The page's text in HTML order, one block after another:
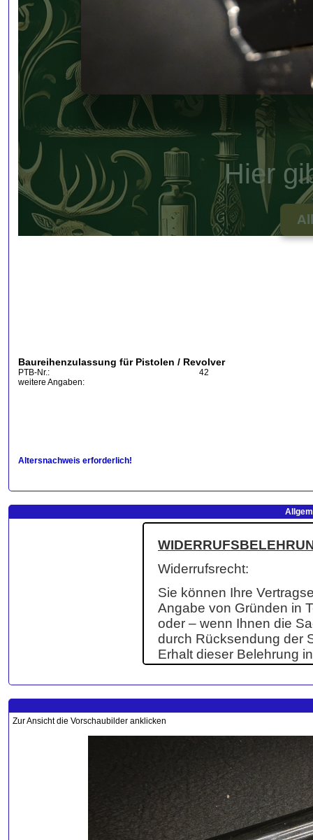
Hier
Baureihenzulassung für Pistolen / Revolver
PTB-Nr.:
42
weitere Angaben:
Altersnachweis erforderlich!
Zur Ansicht die Vorschaubilder anklicken